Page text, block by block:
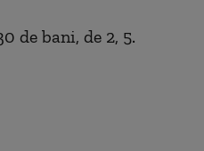
de bani, de 2, 5.